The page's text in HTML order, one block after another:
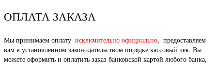
ОПЛАТА ЗАКАЗА
Мы принимаем оплату исключительно официально, предоставляем
вам в установленном законодательством порядке кассовый чек. Вы
можете оформить и оплатить заказ банковской картой любого банка,